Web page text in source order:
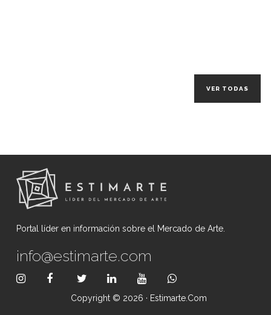
VER TODAS
Portal líder en información sobre el Mercado de Arte.
info@estimarte.com
Copyright © 2026 · Estimarte.com